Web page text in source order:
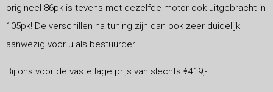
origineel 86pk is tevens met dezelfde motor ook uitgebracht in
105pk! De verschillen na tuning zijn dan ook zeer duidelijk
aanwezig voor u als bestuurder.
Bij ons voor de vaste lage prijs van slechts €419,-